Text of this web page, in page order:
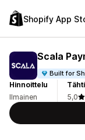
Shopify App
Scala
Built for
Hinnoittelu
Ilmainen
5,0